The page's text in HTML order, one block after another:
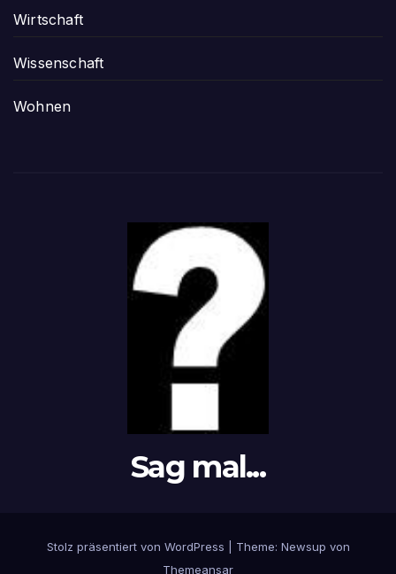
Wirtschaft
Wissenschaft
Wohnen
Sag mal...
Stolz präsentiert von WordPress
Theme: Newsup von
Themeansar